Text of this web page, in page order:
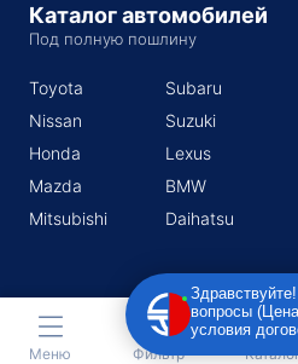
Каталог автомобилей
Под полную пошлину
Toyota
Nissan
Honda
Mazda
Mitsubishi
Subaru
Suzuki
Lexus
BMW
Daihatsu
Меню Фильтр
вопросы
условия
задать их